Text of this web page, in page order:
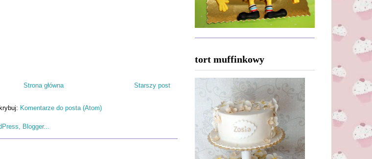
Starszy post
Strona główna
Komentarze do posta (Atom)
tort muffinkowy